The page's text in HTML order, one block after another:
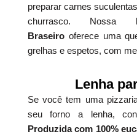
preparar carnes
churrasco. Nossa
Braseirooferece uma
grelhas e espetos, com
Lenha
Se você tem uma
seu forno a lenha,
Produzida com 100%